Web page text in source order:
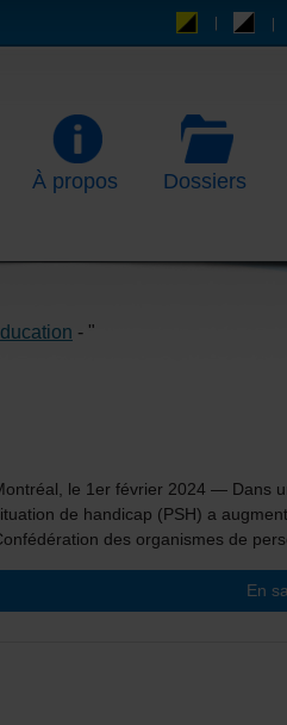
À propos Dossiers
- "
le 1er février 2024 — Dans
de handicap (PSH) a
des organismes de
En